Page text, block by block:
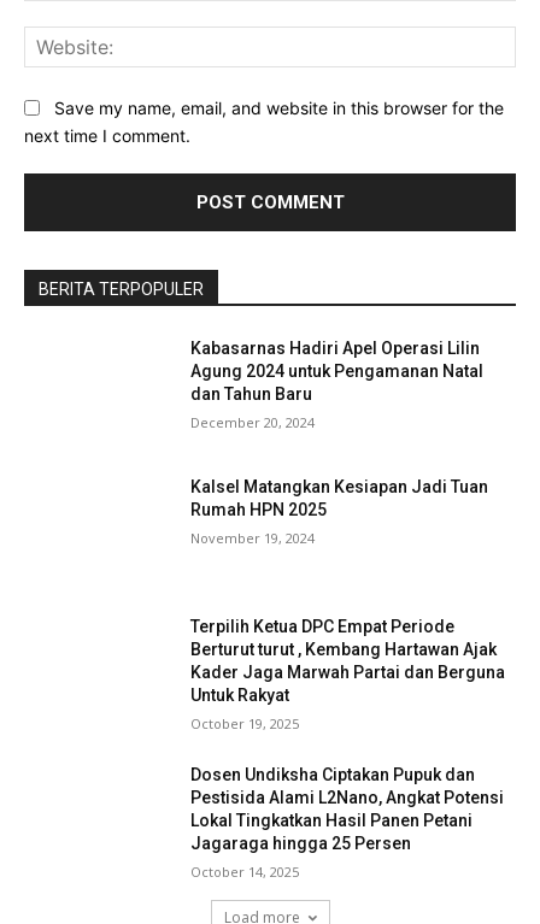
Save my name, email, and website in this browser for the
next time I comment.
BERITA TERPOPULER
Kabasarnas Hadiri Apel Operasi Lilin
Agung 2024 untuk Pengamanan Natal
dan Tahun Baru
December 20, 2024
Kalsel Matangkan Kesiapan Jadi Tuan
Rumah HPN 2025
November 19, 2024
Terpilih Ketua DPC Empat Periode
Berturut turut , Kembang Hartawan Ajak
Kader Jaga Marwah Partai dan Berguna
Untuk Rakyat
October 19, 2025
Dosen Undiksha Ciptakan Pupuk dan
Pestisida Alami L2Nano, Angkat Potensi
Lokal Tingkatkan Hasil Panen Petani
Jagaraga hingga 25 Persen
October 14, 2025
Load more